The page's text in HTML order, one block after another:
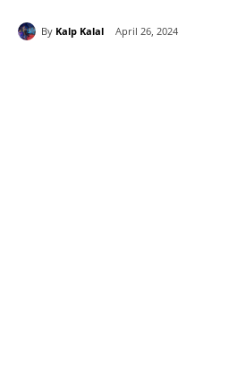
By Kalp Kalal April 26, 2024